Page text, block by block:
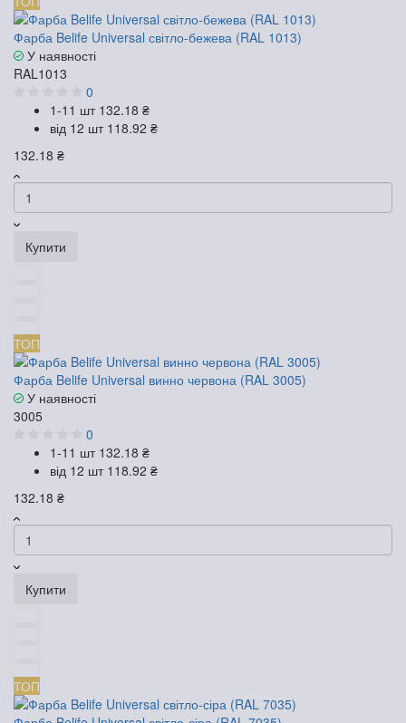
Фарба Belife Universal світло-бежева (RAL 1013)
У наявності
RAL1013
0
1-11 шт 132.18 ₴
від 12 шт 118.92 ₴
132.18 ₴
Купити
ТОП
Фарба Belife Universal винно червона (RAL 3005)
У наявності
3005
0
1-11 шт 132.18 ₴
від 12 шт 118.92 ₴
132.18 ₴
Купити
ТОП